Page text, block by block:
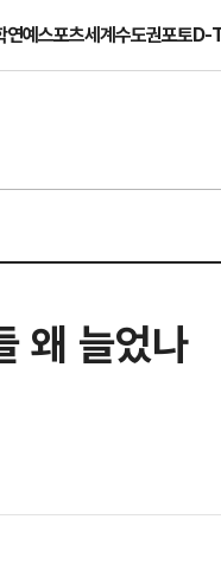
연예스포츠세계수도권포토D-
왜 늘었나